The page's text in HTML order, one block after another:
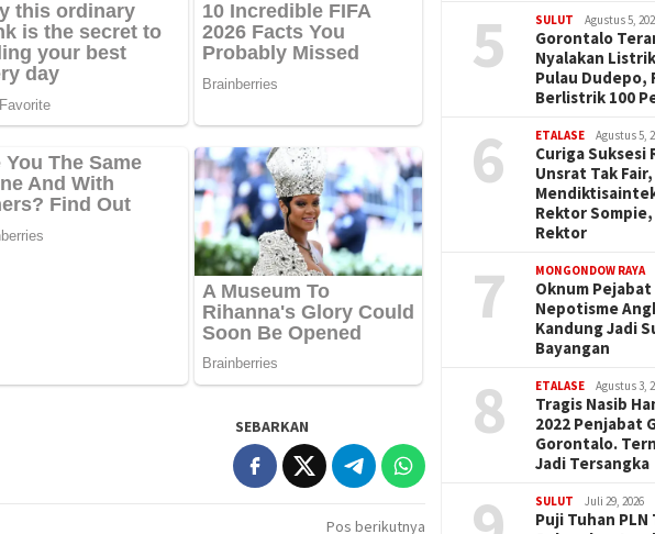
SEBARKAN
Pos berikutnya
5 SULUT Agustus 5,
Gorontalo
Nyalakan
Pulau Dudepo,
Berlistrik 100
6 ETALASE Agustus 5,
Curiga Suksesi
Unsrat Tak Fair,
Rektor
Rektor
7 MONGONDOW RAYA
Oknum
Nepotisme
Kandung Jadi
Bayangan
8 ETALASE Agustus 3,
Tragis Nasib
2022 Penjabat
Gorontalo.
Jadi Tersangka
SULUT Juli 29, 2026
Puji Tuhan